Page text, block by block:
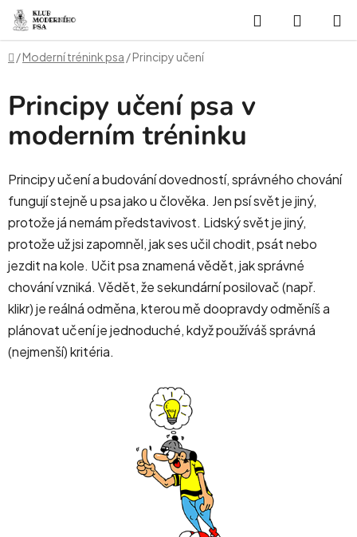
Přejít
na
obsah
Hledat
KOŠÍK
Domů
/Moderní trénink psa /Principy učení
Principy učení psa v
moderním tréninku
Principy učení a budování dovedností, správného chování
fungují stejně u psa jako u člověka. Jen psí svět je jiný,
protože já nemám představivost. Lidský svět je jiný,
protože už jsi zapomněl, jak ses učil chodit, psát nebo
jezdit na kole. Učit psa znamená vědět, jak správné
chování vzniká. Vědět, že sekundární posilovač (např.
klikr) je reálná odměna, kterou mě doopravdy odměníš a
plánovat učení je jednoduché, když používáš správná
(nejmenší) kritéria.